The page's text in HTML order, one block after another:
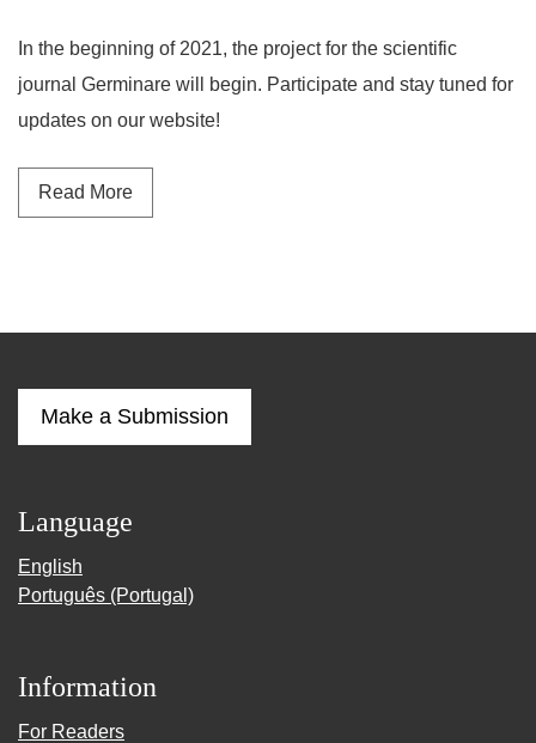
In the beginning of 2021, the project for the scientific
journal Germinare will begin. Participate and stay tuned for
updates on our website!
Read MoreRead more about Germinare has born
Make a Submission
Language
English
Português (Portugal)
Information
For Readers